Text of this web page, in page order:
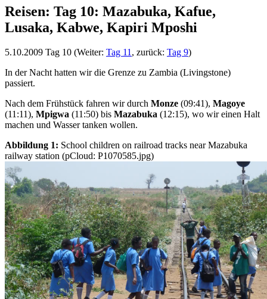
Reisen: Tag 10: Mazabuka, Kafue,
Lusaka, Kabwe, Kapiri Mposhi
5.10.2009 Tag 10 (Weiter: Tag 11, zurück: Tag 9)
In der Nacht hatten wir die Grenze zu Zambia (Livingstone)
passiert.
Nach dem Frühstück fahren wir durch Monze (09:41), Magoye
(11:11), Mpigwa (11:50) bis Mazabuka (12:15), wo wir einen Halt
machen und Wasser tanken wollen.
Abbildung 1: School children on railroad tracks near Mazabuka
railway station (pCloud: P1070585.jpg)